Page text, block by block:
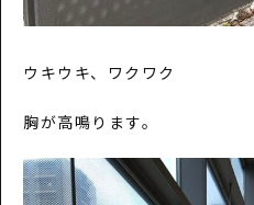
ウキウキ、ワクワク
胸が高鳴ります。